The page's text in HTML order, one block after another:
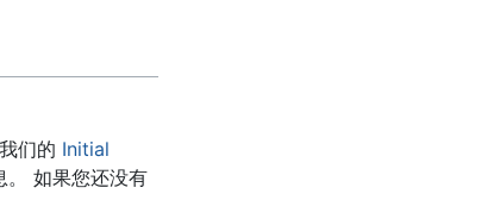
们的 Initial
如果您还没有